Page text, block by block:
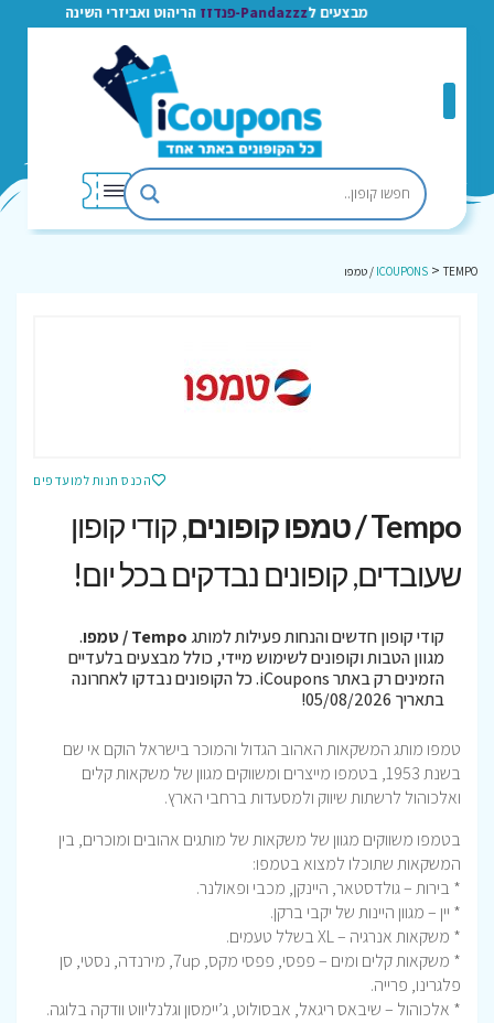
מבצעים לPandazzz-פנדזז הריהוט ואביזרי השינה
ICOUPONS > TEMPO / טמפו
הכנס חנות למועדפים
Tempo / טמפו קופונים
, קודי קופון
שעובדים, קופונים נבדקים בכל יום!
קודי קופון חדשים והנחות פעילות למותגTempo / טמפו
.
מגוון הטבות וקופונים לשימוש מיידי, כולל מבצעים בלעדיים
הזמינים רק באתר iCoupons. כל הקופונים נבדקו לאחרונה
בתאריך 05/08/2026!
טמפו מותג המשקאות האהוב הגדול והמוכר בישראל הוקם אי שם
בשנת 1953, בטמפו מייצרים ומשווקים מגוון של משקאות קלים
ואלכוהול לרשתות שיווק ולמסעדות ברחבי הארץ.
בטמפו משווקים מגוון של משקאות של מותגים אהובים ומוכרים, בין
המשקאות שתוכלו למצוא בטמפו:
* בירות – גולדסטאר, היינקן, מכבי ופאולנר.
* יין – מגוון היינות של יקבי ברקן.
* משקאות אנרגיה – XL בשלל טעמים.
* משקאות קלים ומים – פפסי, פפסי מקס, 7up, מירנדה, נסטי, סן
פלגרינו, פרייה.
* אלכוהול – שיבאס ריגאל, אבסולוט, ג’יימסון וגלנליווט וודקה בלוגה.